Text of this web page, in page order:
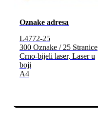
Oznake adresa
L4772-25
300 Oznake / 25 Stranice
Crno-bijeli laser, Laser u
boji
A4